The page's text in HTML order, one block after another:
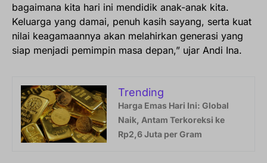
bagaimana kita hari ini mendidik anak-anak kita.
Keluarga yang damai, penuh kasih sayang, serta kuat
nilai keagamaannya akan melahirkan generasi yang
siap menjadi pemimpin masa depan,” ujar Andi Ina.
Trending
Harga Emas Hari Ini: Global
Naik, Antam Terkoreksi ke
Rp2,6 Juta per Gram